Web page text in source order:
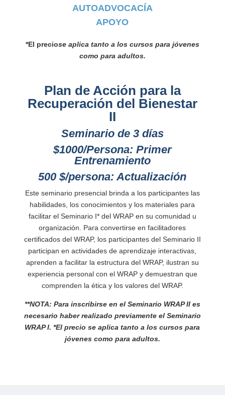
AUTOADVOCACÍA
APOYO
*El preciose aplica tanto a los cursos para jóvenes
como para adultos.
Plan de Acción para la
Recuperación del Bienestar
II
Seminario de 3 días
$1000/Persona: Primer
Entrenamiento
500 $/persona: Actualización
Este seminario presencial brinda a los participantes las
habilidades, los conocimientos y los materiales para
facilitar el Seminario I* del WRAP en su comunidad u
organización. Para convertirse en facilitadores
certificados del WRAP, los participantes del Seminario II
participan en actividades de aprendizaje interactivas,
aprenden a facilitar la estructura del WRAP, ilustran su
experiencia personal con el WRAP y demuestran que
comprenden la ética y los valores del WRAP.
**NOTA: Para inscribirse en el Seminario WRAP II es
necesario haber realizado previamente el Seminario
WRAP I. *El precio se aplica tanto a los cursos para
jóvenes como para adultos.